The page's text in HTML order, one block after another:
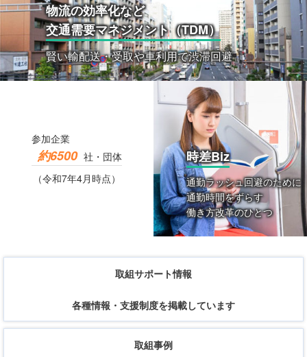
物流の効率化など
交通需要マネジメント（TDM）
賢い輸配送・受取や車利用で渋滞回避
時差Biz
通勤ラッシュ回避のために
通勤時間をずらす
働き方改革のひとつ
参加企業
約6500 社・団体
（令和7年4月時点）
取組サポート情報
各種情報・支援制度を掲載しています
取組事例